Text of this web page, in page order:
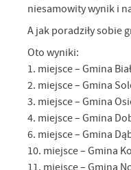
niesamowity wynik i
A jak poradziły sobie
Oto wyniki:
1. miejsce – Gmina
2. miejsce – Gmina
3. miejsce – Gmina
4. miejsce – Gmina
6. miejsce – Gmina
10. miejsce – Gmina